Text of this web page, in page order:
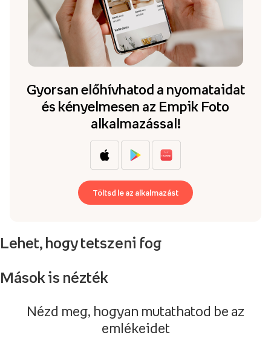
Gyorsan előhívhatod a nyomataidat
és kényelmesen az Empik Foto
alkalmazással!
Töltsd le az alkalmazást
Lehet, hogy tetszeni fog
Mások is nézték
Nézd meg, hogyan mutathatod be az
emlékeidet